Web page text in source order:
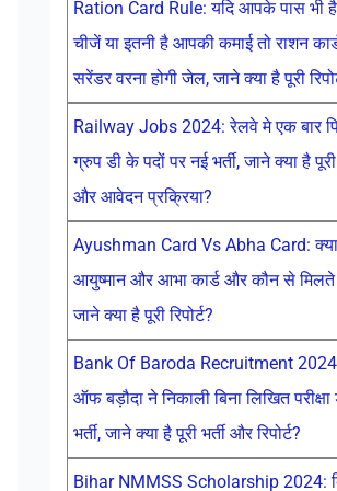
Ration Card Rule: यदि आपके पास भी
चीजें या इतनी है आपकी कमाई तो राशन
सरेंडर वरना होगी जेल, जाने क्या है पूरी
Railway Jobs 2024: रेलवे मे एक बार
ग्रुप डी के पदों पर नई भर्ती, जाने क्या है पूरी
और आवेदन प्रक्रिया?
Ayushman Card Vs Abha Card:
आयुष्मान और आभा कार्ड और कौन से मिलते
जाने क्या है पूरी रिपोर्ट?
Bank Of Baroda Recruitment
ऑफ बड़ौदा ने निकाली बिना लिखित
भर्ती, जाने क्या है पूरी भर्ती और रिपोर्ट?
Bihar NMMSS Scholarship 2024: